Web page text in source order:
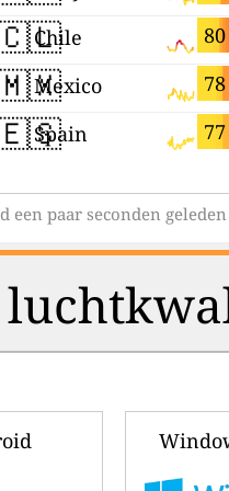
80
Chile
78
Mexico
77
Spain
een paar seconden geleden